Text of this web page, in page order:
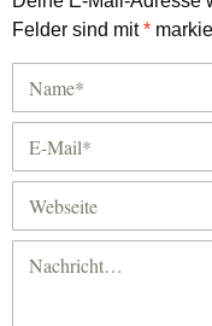
Felder sind mit*